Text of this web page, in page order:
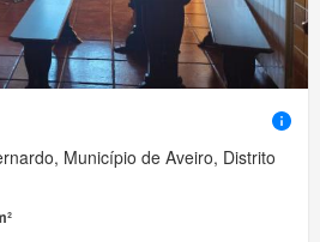
Município de Aveiro, Distrito